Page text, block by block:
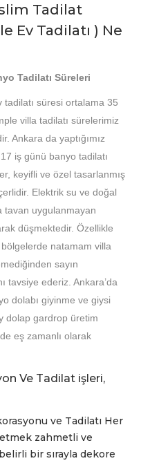
Tadilat
Ev Tadilatı ) Ne
Tadilatı Süreleri
tadilatı süresi ortalama 35
villa tadilatı sürelerimiz
Ankara da yaptığımız
iş günü banyo tadilatı
keyifli ve özel tasarlanmış
Elektrik su ve doğal
tavan uygulanmayan
düşmektedir. Özellikle
natamam villa
sayın
tavsiye ederiz. Ankara’da
dolabı giyinme ve giysi
dolap gardrop üretim
eş zamanlı olarak
Ve Tadilat işleri,
ve Tadilatı Her
zahmetli ve
bir sırayla dekore